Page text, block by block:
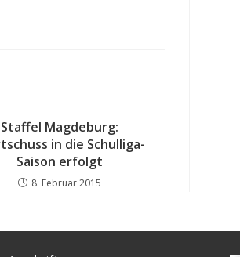
Staffel Magdeburg:
in die Schulliga-
Saison erfolgt
8. Februar 2015